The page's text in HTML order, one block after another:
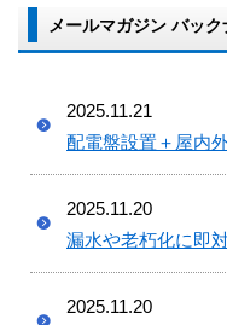
メールマガジン バッ
2025.11.21
配電盤設置＋屋内
2025.11.20
漏水や老朽化に即
2025.11.20